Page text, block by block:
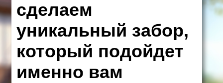
сделаем
уникальный забор,
который подойдет
именно вам